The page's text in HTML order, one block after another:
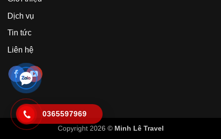
Dịch vụ
Tin tức
Liên hệ
Copyright 2026 © Minh Lê Travel
0365597969